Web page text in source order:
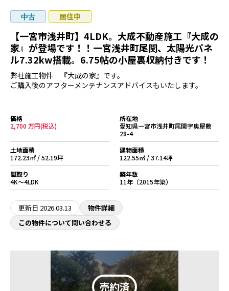
中古 居住中
【一宮市浅井町】4LDK。大成不動産施工『大成の
家』が登場です！！一宮浅井町尾関、太陽光パネ
ル7.32kw搭載。6.75帖の小屋裏収納付きです！
弊社施工物件 『大成の家』です。
ご購入後のアフターメンテナンスアドバイスもいたします。
価格
2,700 万円(税込)
所在地
愛知県一宮市浅井町尾関字奥屋敷
28-4
土地面積
172.23㎡ / 52.19坪
建物面積
122.55㎡ / 37.14坪
間取り
4K～4LDK
築年数
11年（2015年築）
更新日 2026.03.13
物件詳細
この物件について問い合わせる